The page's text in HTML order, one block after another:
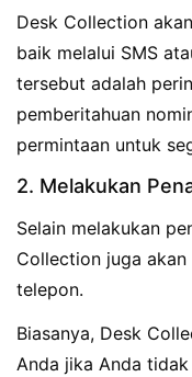
Desk Collection
baik melalui SMS
tersebut adalah
pemberitahuan
permintaan untuk
2. Melakukan
Selain melakukan
Collection juga akan
telepon.
Biasanya, Desk
Anda jika Anda